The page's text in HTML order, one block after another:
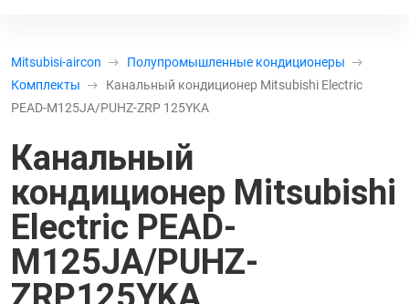
Mitsubisi-aircon
Полупромышленные кондиционеры
Комплекты
Канальный кондиционер Mitsubishi Electric
PEAD-M125JA/PUHZ-ZRP 125YKA
Канальный
кондиционер Mitsubishi
Electric PEAD-
M125JA/PUHZ-